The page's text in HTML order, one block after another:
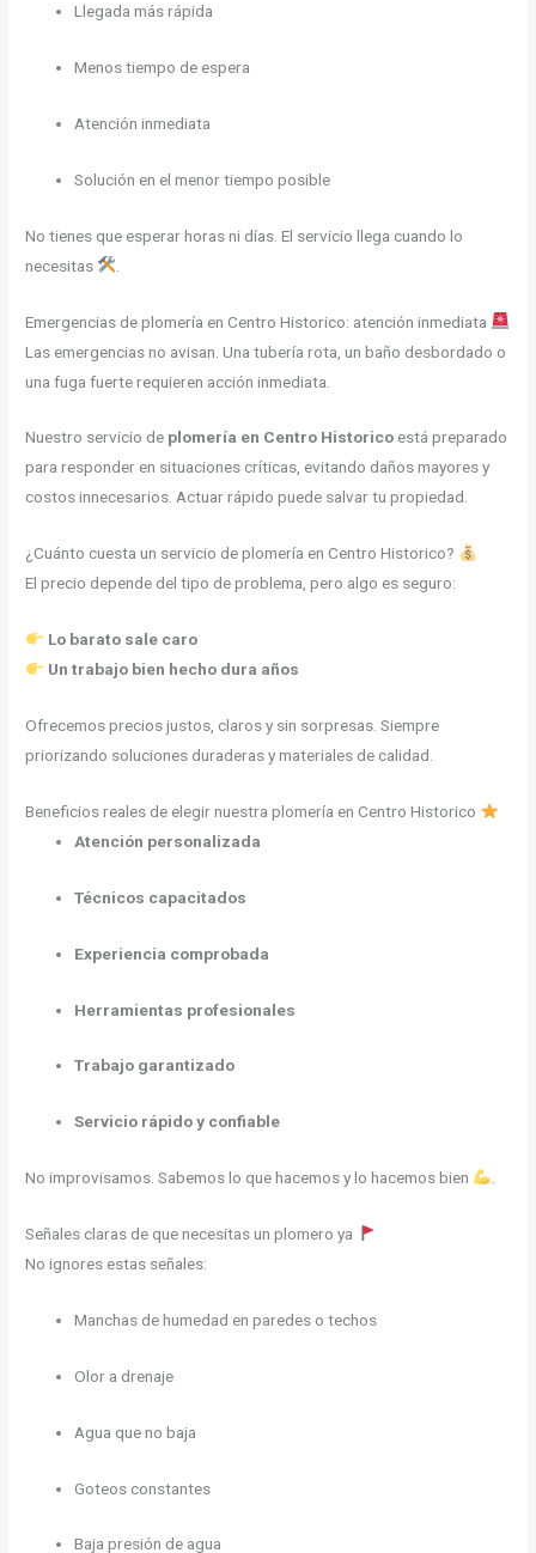
Llegada más rápida
Menos tiempo de espera
Atención inmediata
Solución en el menor tiempo posible
No tienes que esperar horas ni días. El servicio llega cuando lo
necesitas
Emergencias de plomería en Centro Historico: atención inmediata
Las emergencias no avisan. Una tubería rota, un baño desbordado o
una fuga fuerte requieren acción inmediata.
Nuestro servicio de plomería en Centro Historico está preparado
para responder en situaciones críticas, evitando daños mayores y
costos innecesarios. Actuar rápido puede salvar tu propiedad.
¿Cuánto cuesta un servicio de plomería en Centro Historico?
El precio depende del tipo de problema, pero algo es seguro:
Lo barato sale caro
Un trabajo bien hecho dura años
Ofrecemos precios justos, claros y sin sorpresas. Siempre
priorizando soluciones duraderas y materiales de calidad.
Beneficios reales de elegir nuestra plomería en Centro Historico
Atención personalizada
Técnicos capacitados
Experiencia comprobada
Herramientas profesionales
Trabajo garantizado
Servicio rápido y confiable
No improvisamos. Sabemos lo que hacemos y lo hacemos bien
Señales claras de que necesitas un plomero ya
No ignores estas señales:
Manchas de humedad en paredes o techos
Olor a drenaje
Agua que no baja
Goteos constantes
Baja presión de agua